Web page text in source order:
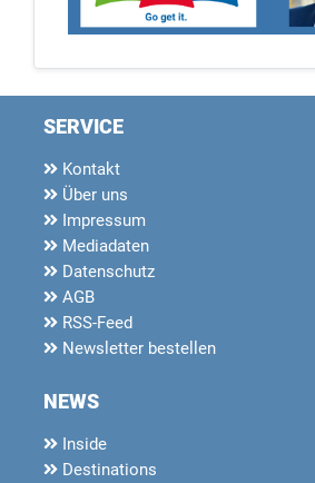
SERVICE
Kontakt
Über uns
Impressum
Mediadaten
Datenschutz
AGB
RSS-Feed
Newsletter bestellen
NEWS
Inside
Destinations